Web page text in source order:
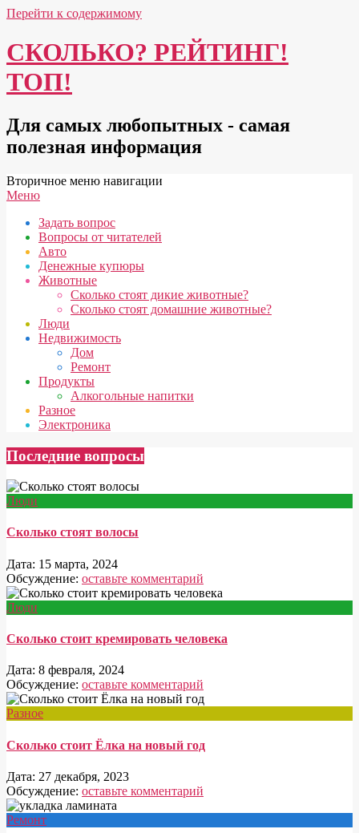
Перейти к содержимому
СКОЛЬКО? РЕЙТИНГ!
ТОП!
Для самых любопытных - самая
полезная информация
Вторичное меню навигации
Меню
Задать вопрос
Вопросы от читателей
Авто
Денежные купюры
Животные
Сколько стоят дикие животные?
Сколько стоят домашние животные?
Люди
Недвижимость
Дом
Ремонт
Продукты
Алкогольные напитки
Разное
Электроника
Последние вопросы
Люди
Сколько стоят волосы
Дата: 15 марта, 2024
Обсуждение: оставьте комментарий
Люди
Сколько стоит кремировать человека
Дата: 8 февраля, 2024
Обсуждение: оставьте комментарий
Разное
Сколько стоит Ёлка на новый год
Дата: 27 декабря, 2023
Обсуждение: оставьте комментарий
Ремонт